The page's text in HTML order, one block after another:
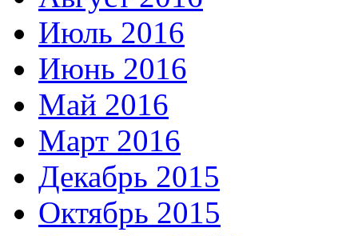
Июль 2016
Июнь 2016
Май 2016
Март 2016
Декабрь 2015
Октябрь 2015